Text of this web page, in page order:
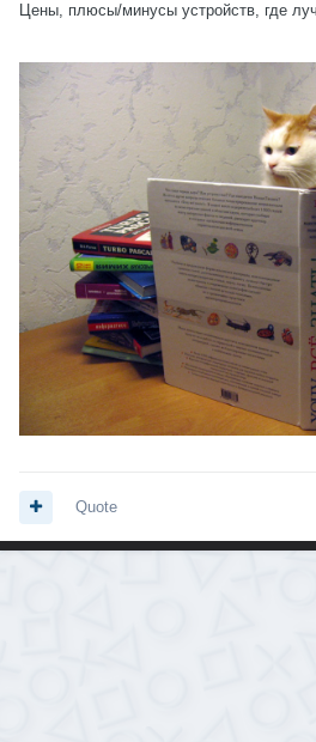
Цены, плюсы/минусы устройств, где
Quote